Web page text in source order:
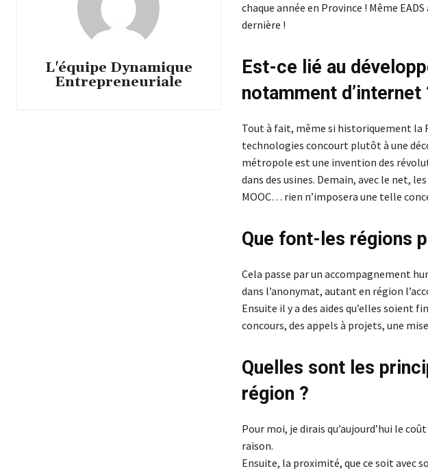
L'équipe Dynamique
Entrepreneuriale
chaque année en Province ! Même
dernière !
Est-ce lié au
notamment d’internet
Tout à fait, même si historiquement la
technologies concourt plutôt à une
métropole est une invention des
dans des usines. Demain, avec le net,
MOOC… rien n’imposera une telle
Que font-les régions
Cela passe par un accompagnement
dans l’anonymat, autant en région
Ensuite il y a des aides qu’elles soient
concours, des appels à projets, une
Quelles sont les
région ?
Pour moi, je dirais qu’aujourd’hui le
raison.
Ensuite, la proximité, que ce soit avec